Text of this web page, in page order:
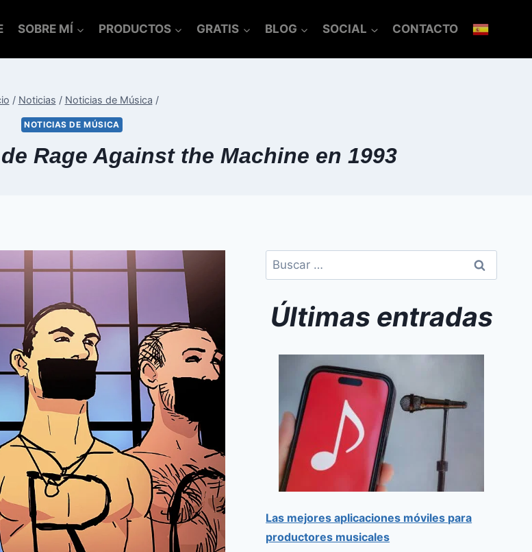
SOBRE MÍ PRODUCTOS GRATIS BLOG SOCIAL CONTACTO
/ Noticias / Noticias de Música /
NOTICIAS DE MÚSICA
Rage Against the Machine en 1993
Últimas entradas
Las mejores aplicaciones móviles para
productores musicales